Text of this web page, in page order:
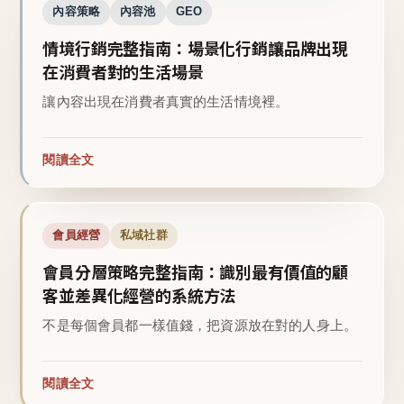
內容策略 內容池 GEO
情境行銷完整指南：場景化行銷讓品牌出現
在消費者對的生活場景
讓內容出現在消費者真實的生活情境裡。
閱讀全文
會員經營 私域社群
會員分層策略完整指南：識別最有價值的顧
客並差異化經營的系統方法
不是每個會員都一樣值錢，把資源放在對的人身上。
閱讀全文